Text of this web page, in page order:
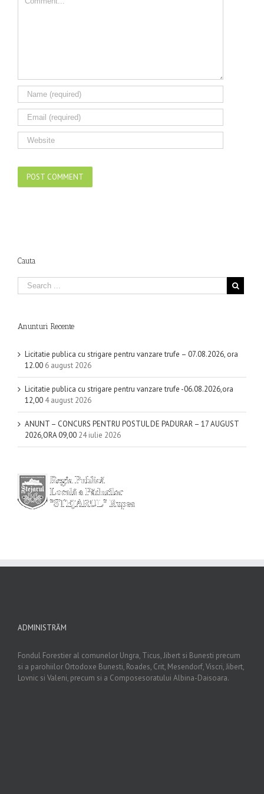
Cauta
Anunturi Recente
Licitatie publica cu strigare pentru vanzare trufe – 07.08.2026, ora
12.00 6 august 2026
Licitatie publica cu strigare pentru vanzare trufe -06.08.2026,ora
12,00 4 august 2026
ANUNT – CONCURS PENTRU POSTUL DE PADURAR – 17 AUGUST
2026,ORA 09,00 24 iulie 2026
ADMINISTRĂM
Fondul Forestier al comunelor Ungra, Ticus, Jibert si Bunesti precum
si a parohiilor Ortodoxe Bunesti, Roades, Crit, Mesendorf, Viscri, Jibert,
Lovnic si Valeni, precum si a Composesoratului Albina-Daisoara.